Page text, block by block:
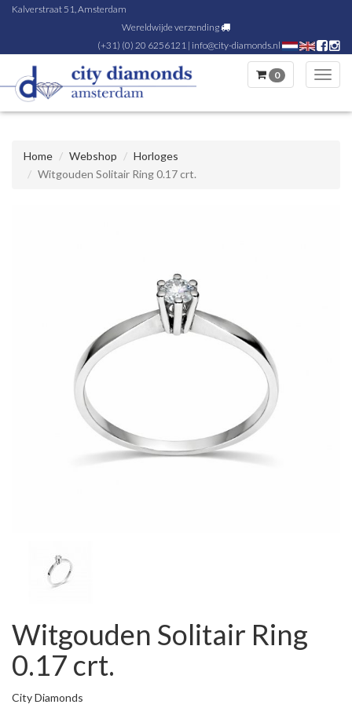
Kalverstraat 51, Amsterdam
Wereldwijde verzending
(+31) (0) 20 6256121 | info@city-diamonds.nl
0
Home Webshop
Horloges
Witgouden Solitair Ring 0.17 crt.
Witgouden Solitair Ring
0.17 crt.
City Diamonds